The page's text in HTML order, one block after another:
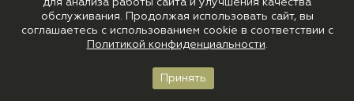
Корзина
для анализа работы сайта и улучшения качества
обслуживания. Продолжая использовать сайт, вы
соглашаетесь с использованием cookie в соответствии с
Политикой конфиденциальности.
Принять